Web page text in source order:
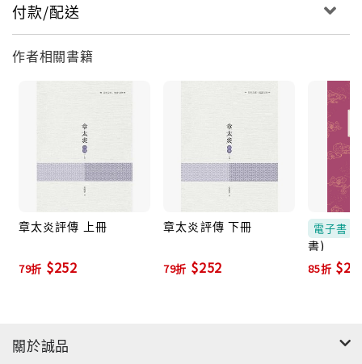
付款/配送
作者相關書籍
章太炎評傳 上冊
79折 $252
章太炎評傳 下冊
79折 $252
電子書
書)
85折
關於誠品